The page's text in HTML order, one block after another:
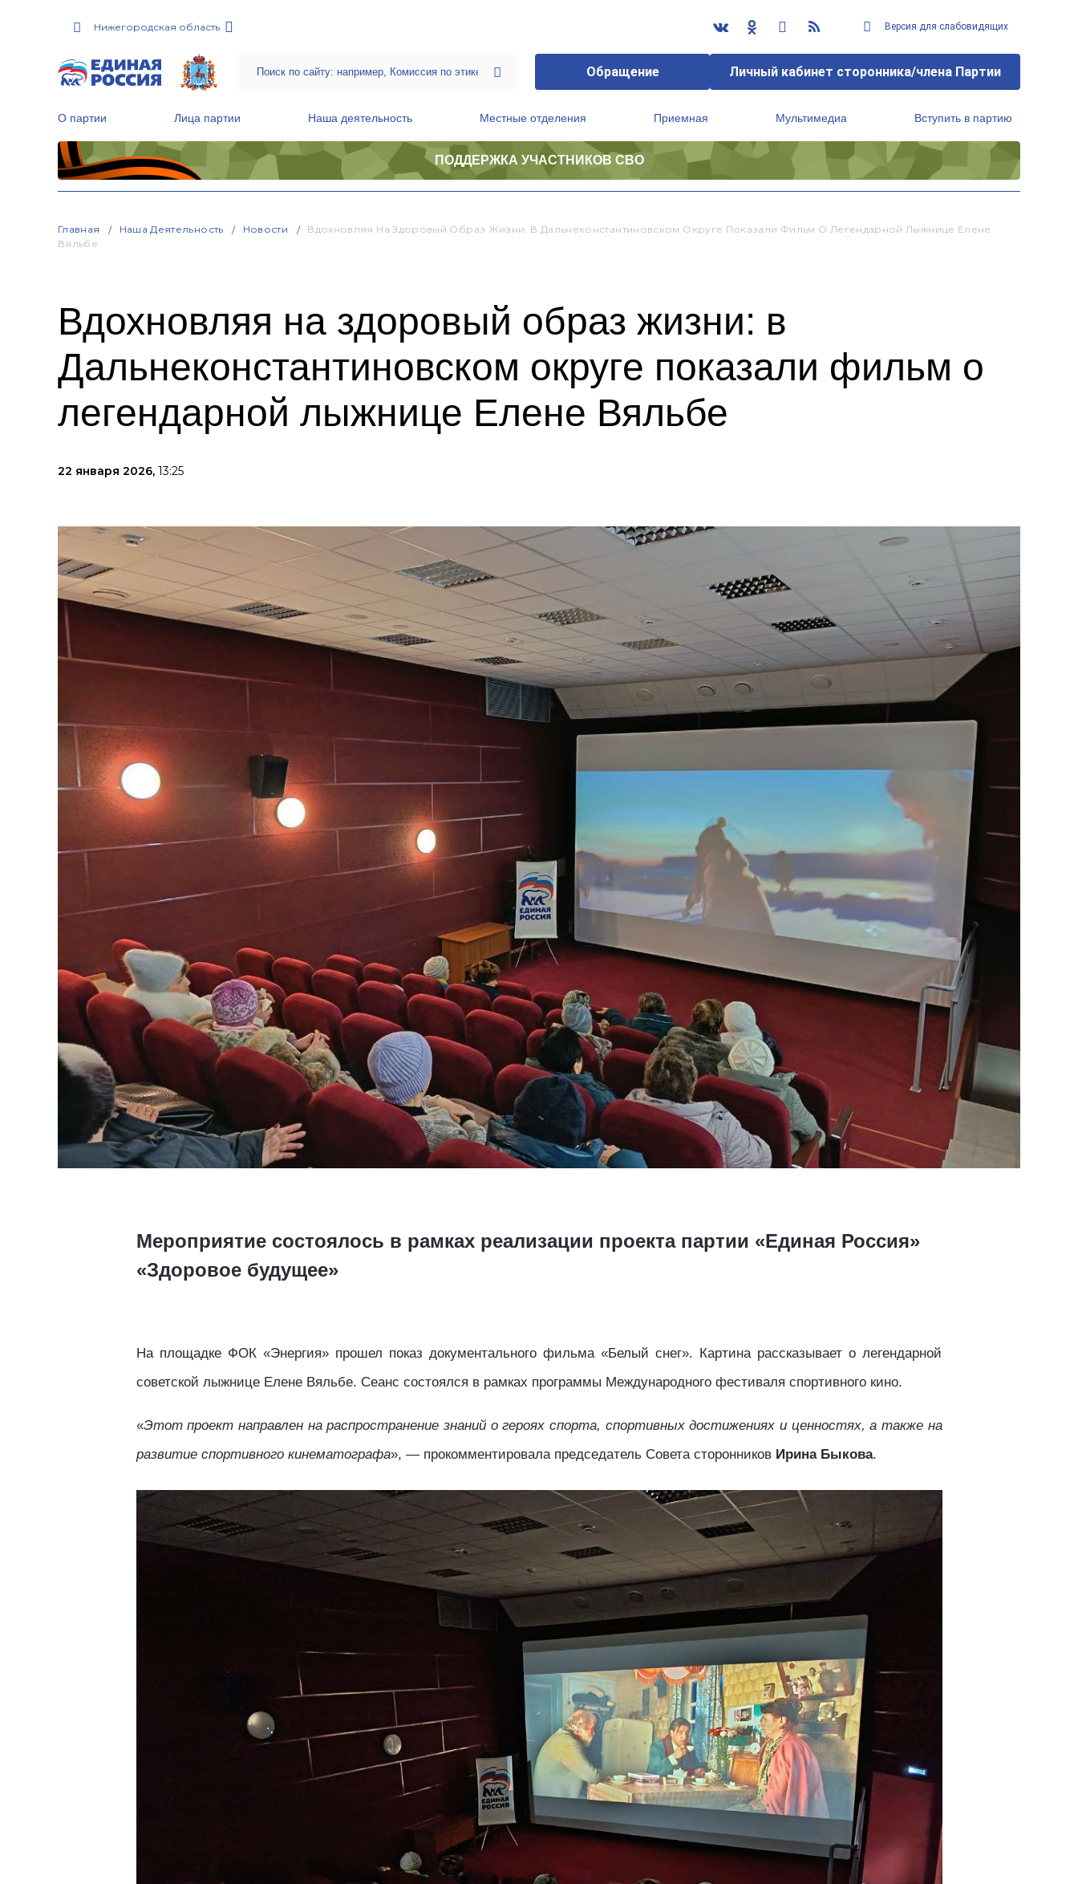
Нижегородская область Версия для слабовидящих
Обращение Личный кабинет сторонника/члена Партии
О партии Лица партии Наша деятельность Местные отделения Приемная Мультимедиа Вступить в партию
ПОДДЕРЖКА УЧАСТНИКОВ СВО
Главная Наша Деятельность Новости
Вдохновляя На Здоровый Образ Жизни: В Дальнеконстантиновском Округе Показали Фильм О Легендарной Лыжнице Елене
Вяльбе
Вдохновляя на здоровый образ жизни: в
Дальнеконстантиновском округе показали фильм о
легендарной лыжнице Елене Вяльбе
22 января 2026, 13:25
Мероприятие состоялось в рамках реализации проекта партии «Единая Россия»
«Здоровое будущее»
На площадке ФОК «Энергия» прошел показ документального фильма «Белый снег». Картина рассказывает о легендарной
советской лыжнице Елене Вяльбе. Сеанс состоялся в рамках программы Международного фестиваля спортивного кино.
«Этот проект направлен на распространение знаний о героях спорта, спортивных достижениях и ценностях, а также на
развитие спортивного кинематографа», —прокомментировала председатель Совета сторонников Ирина Быкова.